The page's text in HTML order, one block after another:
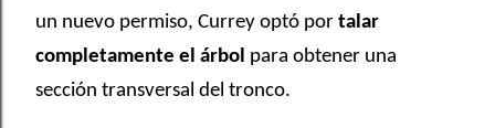
un nuevo permiso, Currey optó por talar
completamente el árbol para obtener una
sección transversal del tronco.